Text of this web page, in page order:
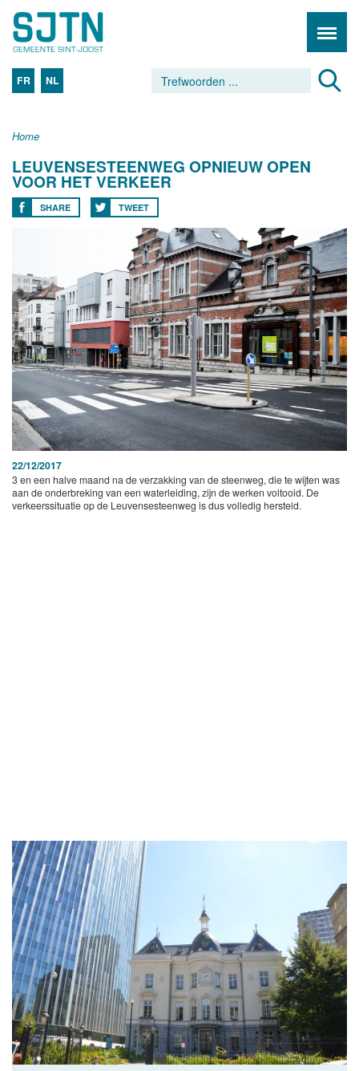
FR NL
Home
LEUVENSESTEENWEG OPNIEUW OPEN
VOOR HET VERKEER
SHARE TWEET
22/12/2017
3 en een halve maand na de verzakking van de steenweg, die te wijten was
aan de onderbreking van een waterleiding, zijn de werken voltooid. De
verkeerssituatie op de Leuvensesteenweg is dus volledig hersteld.